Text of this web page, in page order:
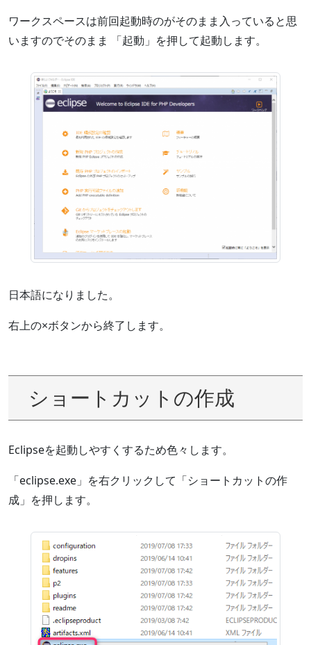
ワークスペースは前回起動時のがそのまま入っていると思
いますのでそのまま 「起動」を押して起動します。
日本語になりました。
右上の×ボタンから終了します。
ショートカットの作成
Eclipseを起動しやすくするため色々します。
「eclipse.exe」を右クリックして「ショートカットの作
成」を押します。